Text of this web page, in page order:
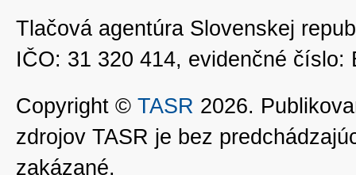
Tlačová agentúra Slovenskej
IČO: 31 320 414, evidenčné číslo:
Copyright © TASR 2026.
zdrojov TASR je bez
zakázané.